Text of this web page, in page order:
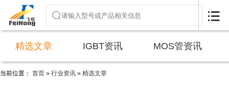

精选文章 IGBT资讯 MOS管资讯
当前位置： 首页 > 行业资讯 > 精选文章